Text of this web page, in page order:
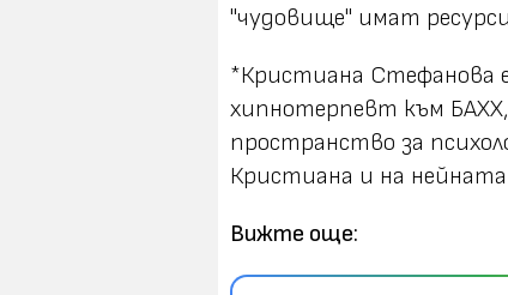
"чудовище" имат
*Кристиана Стефанова
хипнотерпевт към
пространство за
Кристиана и на
Вижте още: